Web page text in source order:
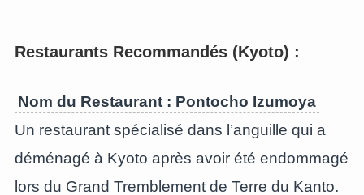
Restaurants Recommandés (Kyoto) :
Nom du Restaurant : Pontocho Izumoya
Un restaurant spécialisé dans l’anguille qui a
déménagé à Kyoto après avoir été endommagé
lors du Grand Tremblement de Terre du Kanto.